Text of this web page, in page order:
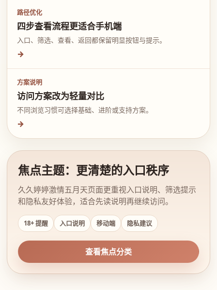
路径优化
四步查看流程更适合手机端
入口、筛选、查看、返回都保留明显按钮与提示。
→
方案说明
访问方案改为轻量对比
不同浏览习惯可选择基础、进阶或支持方案。
→
焦点主题：更清楚的入口秩序
久久婷婷激情五月天页面更重视入口说明、筛选提示
和隐私友好体验，适合先读说明再继续访问。
18+ 提醒 入口说明 移动端 隐私建议
查看焦点分类